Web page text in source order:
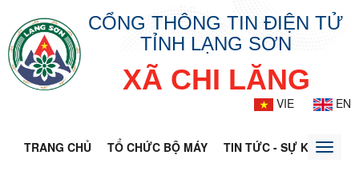
CỔNG THÔNG TIN ĐIỆN TỬ
TỈNH LẠNG SƠN
XÃ CHI LĂNG
VIE EN
TRANG CHỦ TỔ CHỨC BỘ MÁY TIN TỨC - SỰ KIỆNToggle